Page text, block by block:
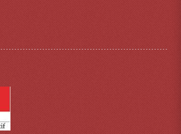
Plasma Et Écran LCD
Case Régie